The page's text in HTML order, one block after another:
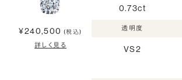
¥240,500 (税込)
詳しく見る
0.73ct
透明度
VS2